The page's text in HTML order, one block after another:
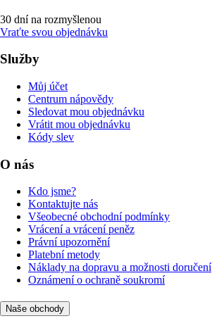
30 dní na rozmyšlenou
Vraťte svou objednávku
Služby
Můj účet
Centrum nápovědy
Sledovat mou objednávku
Vrátit mou objednávku
Kódy slev
O nás
Kdo jsme?
Kontaktujte nás
Všeobecné obchodní podmínky
Vrácení a vrácení peněz
Právní upozornění
Platební metody
Náklady na dopravu a možnosti doručení
Oznámení o ochraně soukromí
Naše obchody